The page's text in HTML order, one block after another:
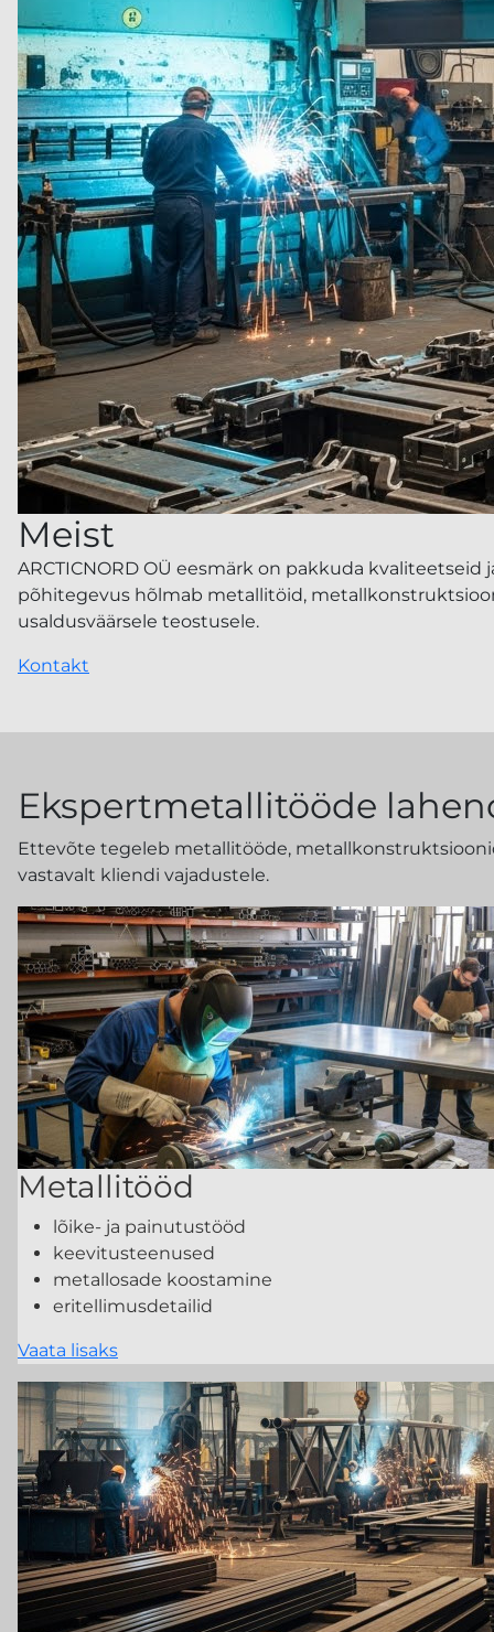
Meist
ARCTICNORD OÜ eesmärk on pakkuda
põhitegevus hõlmab metallitöid,
usaldusväärsele teostusele.
Kontakt
Ekspertmetallitööde
Ettevõte tegeleb metallitööde,
vastavalt kliendi vajadustele.
Metallitööd
lõike- ja painutustööd
keevitusteenused
metallosade koostamine
eritellimusdetailid
Vaata lisaks